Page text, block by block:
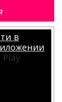
в
Play